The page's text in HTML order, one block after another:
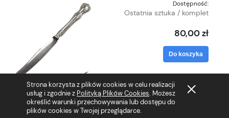
Strona korzysta z plików cookies w celu realizacji
usług i zgodnie z Polityką Plików Cookies. Możesz
określić warunki przechowywania lub dostępu do
plików cookies w Twojej przeglądarce.
Dostępność:
Ostatnia sztuka / komplet
80,00 zł
Do koszyka